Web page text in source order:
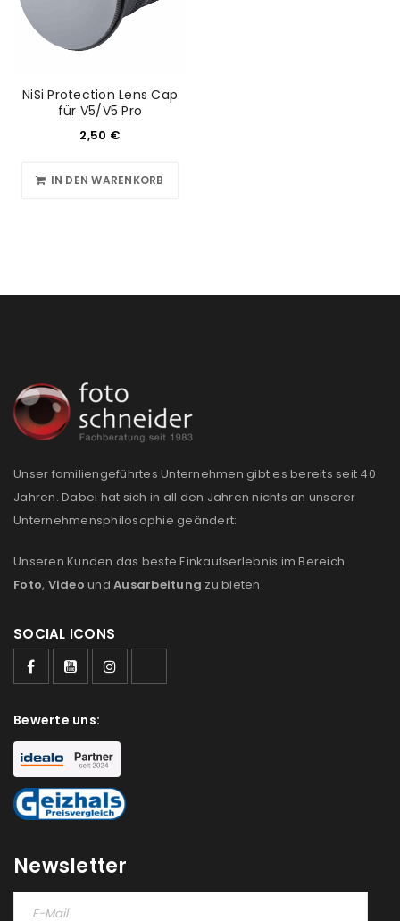
ANMELDEN
Benutzername oder E-Mail-Adresse
Passwort*
Anmeldeformular geschützt durch
ANMELDEN
NiSi Protection Lens Cap
für V5/V5 Pro
2,50 €
IN DEN WARENKORB
Unser familiengeführtes Unternehmen gibt es bereits seit 40
Jahren. Dabei hat sich in all den Jahren nichts an unserer
Unternehmensphilosophie geändert:
Unseren Kunden das beste Einkaufserlebnis im Bereich
Foto, Video und Ausarbeitung zu bieten.
SOCIAL ICONS
Bewerte uns:
Newsletter